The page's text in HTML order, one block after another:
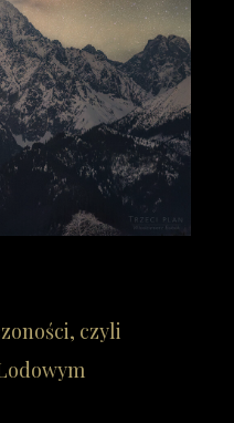
czyli